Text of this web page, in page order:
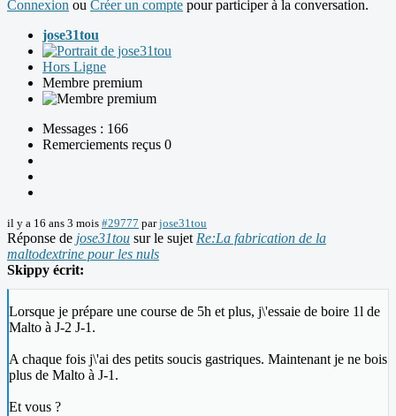
Connexion ou Créer un compte pour participer à la conversation.
jose31tou
Hors Ligne
Membre premium
Messages : 166
Remerciements reçus 0
il y a 16 ans 3 mois #29777 parjose31tou
Réponse de jose31tou sur le sujet Re:La fabrication de la
maltodextrine pour les nuls
Skippy écrit:
Lorsque je prépare une course de 5h et plus, j\'essaie de boire 1l de
Malto à J-2 J-1.
A chaque fois j\'ai des petits soucis gastriques. Maintenant je ne bois
plus de Malto à J-1.
Et vous ?